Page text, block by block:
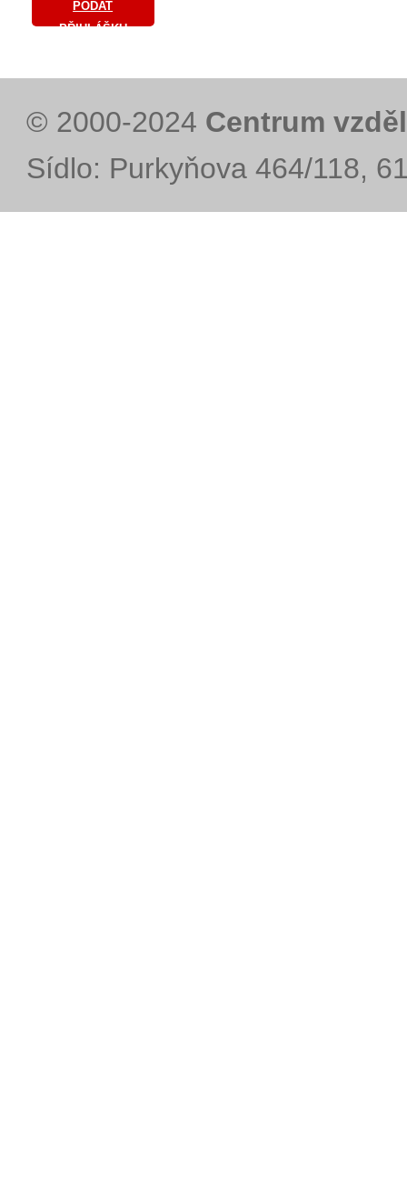
PODAT
PŘIHLÁŠKU
© 2000-2024 Centrum
Sídlo: Purkyňova 464/118,